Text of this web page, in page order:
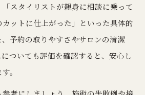
スタイリストが親身に相談に乗って
カットに仕上がった」といった具体的
予約の取りやすさやサロンの清潔
ついても評価を確認すると、安心し
。